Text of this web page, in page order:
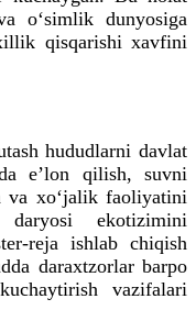
oʻsimlik dunyosiga
qisqarishi xavfini
hududlarni davlat
e’lon qilish, suvni
va xo‘jalik faoliyatini
daryosi ekotizimini
reja ishlab chiqish
daraxtzorlar barpo
vazifalari